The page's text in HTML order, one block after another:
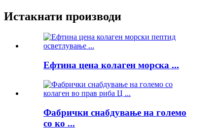
Истакнати производи
Ефтина цена колаген морска ...
Фабрички снабдување на големо
со ко ...